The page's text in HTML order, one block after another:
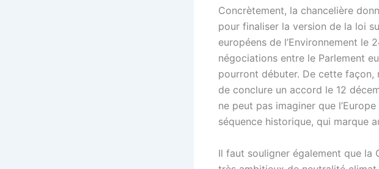
Concrètement, la chancelière
pour finaliser la version de la loi
européens de l’Environnement
négociations entre le Parlement
pourront débuter. De cette façon,
de conclure un accord le 12
ne peut pas imaginer que
séquence historique, qui marque
Il faut souligner également que